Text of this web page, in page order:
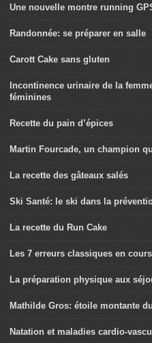
Une nouvelle montre running
Randonnée: se préparer en salle
Carott Cake sans gluten
Incontinence urinaire de la
féminines
Recette du pain d’épices
Martin Fourcade, un champion
La recette des gâteaux salés
Ski Santé: le ski dans la
La recette du Run Cake
Les 7 erreurs classiques en
La préparation physique aux
Mathilde Gros: étoile montante
Natation et maladies cardio-